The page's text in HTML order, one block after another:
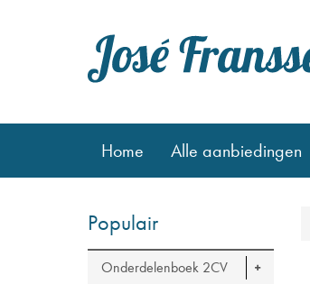
Home Alle aanbiedingen
Populair
Onderdelenboek 2CV